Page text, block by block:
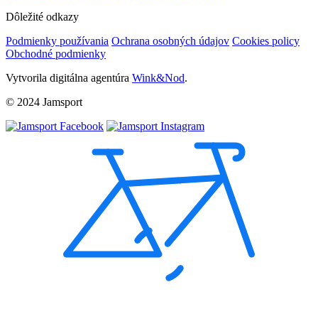
Dôležité odkazy
Podmienky používania Ochrana osobných údajov Cookies policy
Obchodné podmienky
Vytvorila digitálna agentúra Wink&Nod.
© 2024 Jamsport